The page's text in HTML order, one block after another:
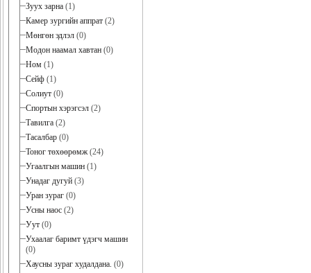
Зуух зарна (1)
Камер зургийн аппрат (2)
Мөнгөн эдлэл (0)
Модон наамал хавтан (0)
Ном (1)
Сейф (1)
Солиут (0)
Спортын хэрэгсэл (2)
Тавилга (2)
Тасалбар (0)
Тоног төхөөрөмж(24)
Угаалгын машин (1)
Унадаг дугуй (3)
Уран зураг (0)
Усны наос (2)
Уут (0)
Ухаалаг баримт үдэгч машин
(0)
Хаусны зураг худалдана. (0)